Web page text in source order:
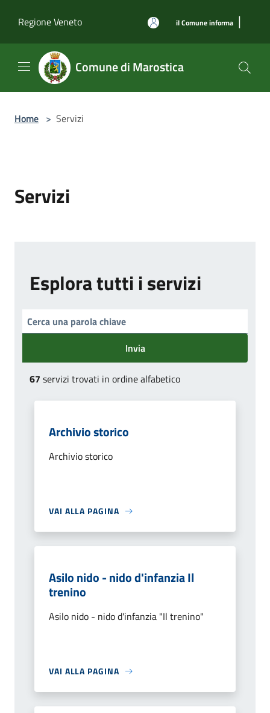
Regione Veneto
il Comune informa |
Comune di Marostica
Home > Servizi
Servizi
Esplora tutti i servizi
Invia
67 servizi trovati in ordine alfabetico
Archivio storico
Archivio storico
VAI ALLA PAGINA
Asilo nido - nido d'infanzia Il
trenino
Asilo nido - nido d'infanzia "Il trenino"
VAI ALLA PAGINA